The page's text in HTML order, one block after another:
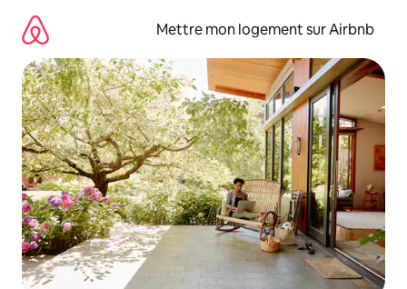
directement
contenu
Mettre mon logement sur Airbnb